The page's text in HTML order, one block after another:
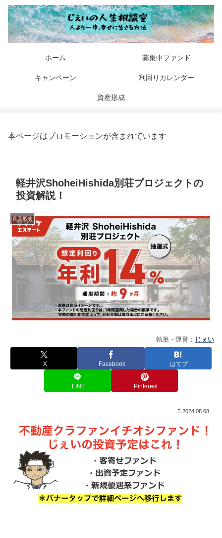
ホーム 募集中ファンド
キャンペーン 利回りカレンダー
資産形成
本ページはプロモーションが含まれています
軽井沢ShoheiHishida別荘プロジェクトの
投資解説！
資産形成
執筆・運営： じぇい
X Facebook はてブ
LINE Pinterest
2024.08.08